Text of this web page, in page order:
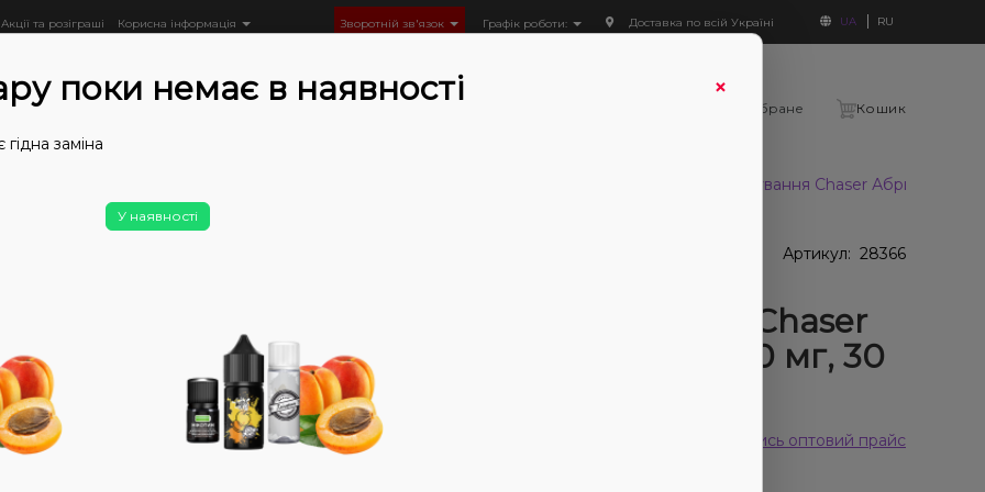
Акції та розіграші Корисна інформація Зворотній зв'язок Графік роботи: Доставка по всій Україні UA RU
Вибране Кошик
Набір для самозамішування Chaser Абрикос
Артикул: 28366
самозамішування Chaser
Абрикос Limited (50 мг, 30
Дивитись оптовий прайс
×
поки немає в наявності
заміна
У наявності